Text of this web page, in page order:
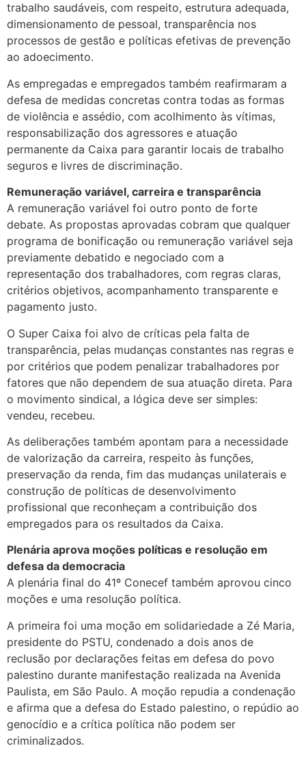
trabalho saudáveis, com respeito, estrutura adequada,
dimensionamento de pessoal, transparência nos
processos de gestão e políticas efetivas de prevenção
ao adoecimento.
As empregadas e empregados também reafirmaram a
defesa de medidas concretas contra todas as formas
de violência e assédio, com acolhimento às vítimas,
responsabilização dos agressores e atuação
permanente da Caixa para garantir locais de trabalho
seguros e livres de discriminação.
Remuneração variável, carreira e transparência
A remuneração variável foi outro ponto de forte
debate. As propostas aprovadas cobram que qualquer
programa de bonificação ou remuneração variável seja
previamente debatido e negociado com a
representação dos trabalhadores, com regras claras,
critérios objetivos, acompanhamento transparente e
pagamento justo.
O Super Caixa foi alvo de críticas pela falta de
transparência, pelas mudanças constantes nas regras e
por critérios que podem penalizar trabalhadores por
fatores que não dependem de sua atuação direta. Para
o movimento sindical, a lógica deve ser simples:
vendeu, recebeu.
As deliberações também apontam para a necessidade
de valorização da carreira, respeito às funções,
preservação da renda, fim das mudanças unilaterais e
construção de políticas de desenvolvimento
profissional que reconheçam a contribuição dos
empregados para os resultados da Caixa.
Plenária aprova moções políticas e resolução em
defesa da democracia
A plenária final do 41º Conecef também aprovou cinco
moções e uma resolução política.
A primeira foi uma moção em solidariedade a Zé Maria,
presidente do PSTU, condenado a dois anos de
reclusão por declarações feitas em defesa do povo
palestino durante manifestação realizada na Avenida
Paulista, em São Paulo. A moção repudia a condenação
e afirma que a defesa do Estado palestino, o repúdio ao
genocídio e a crítica política não podem ser
criminalizados.